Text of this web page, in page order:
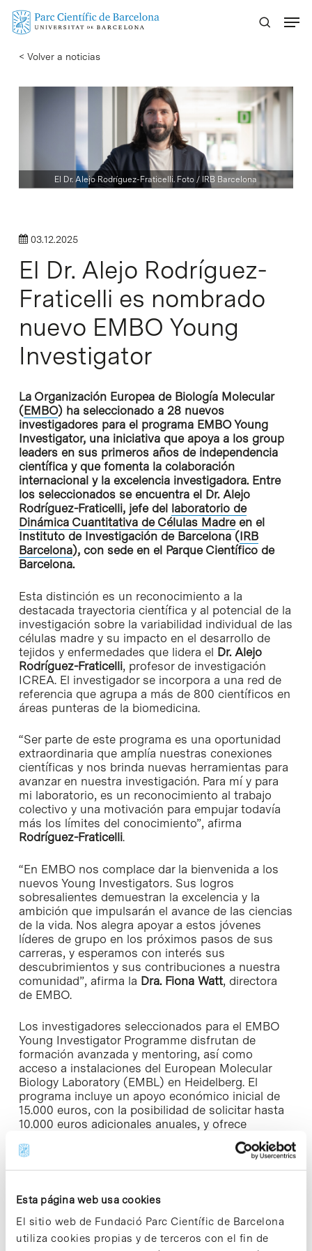
Esta página web usa cookies
El sitio web de Fundació Parc Científic de Barcelona
utiliza cookies propias y de terceros con el fin de
Skip
content
< Volver a noticias
El Dr. Alejo Rodríguez-Fraticelli. Foto / IRB Barcelona
03.12.2025
El Dr. Alejo Rodríguez-
Fraticelli es nombrado
nuevo EMBO Young
Investigator
La Organización Europea de Biología Molecular
(EMBO) ha seleccionado a 28 nuevos
investigadores para el programa EMBO Young
Investigator, una iniciativa que apoya a los group
leaders en sus primeros años de independencia
científica y que fomenta la colaboración
internacional y la excelencia investigadora. Entre
los seleccionados se encuentra el Dr. Alejo
Rodríguez-Fraticelli, jefe del laboratorio de
Dinámica Cuantitativa de Células Madreen el
Instituto de Investigación de Barcelona (IRB
Barcelona), con sede en el Parque Científico de
Barcelona.
Esta distinción es un reconocimiento a la
destacada trayectoria científica y al potencial de la
investigación sobre la variabilidad individual de las
células madre y su impacto en el desarrollo de
tejidos y enfermedades que lidera el Dr. Alejo
Rodríguez-Fraticelli, profesor de investigación
ICREA. El investigador se incorpora a una red de
referencia que agrupa a más de 800 científicos en
áreas punteras de la biomedicina.
“Ser parte de este programa es una oportunidad
extraordinaria que amplía nuestras conexiones
científicas y nos brinda nuevas herramientas para
avanzar en nuestra investigación. Para mí y para
mi laboratorio, es un reconocimiento al trabajo
colectivo y una motivación para empujar todavía
más los límites del conocimiento”, afirma
Rodríguez-Fraticelli.
“En EMBO nos complace dar la bienvenida a los
nuevos Young Investigators. Sus logros
sobresalientes demuestran la excelencia y la
ambición que impulsarán el avance de las ciencias
de la vida. Nos alegra apoyar a estos jóvenes
líderes de grupo en los próximos pasos de sus
carreras, y esperamos con interés sus
descubrimientos y sus contribuciones a nuestra
comunidad”, afirma la Dra. Fiona Watt, directora
de EMBO.
Los investigadores seleccionados para el EMBO
Young Investigator Programme disfrutan de
formación avanzada y mentoring, así como
acceso a instalaciones del European Molecular
Biology Laboratory (EMBL) en Heidelberg. El
programa incluye un apoyo económico inicial de
15.000 euros, con la posibilidad de solicitar hasta
10.000 euros adicionales anuales, y ofrece
múltiples oportunidades de networking, reuniones
científicas y participación activa en una
emergentes, promover la colaboración
internacional y fomentar entornos de
investigación de excelencia.